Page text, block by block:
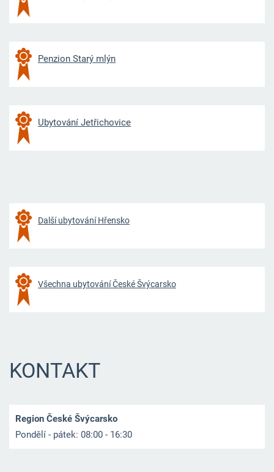
Penzion Starý mlýn
Ubytování Jetřichovice
Další ubytování Hřensko
Všechna ubytování České Švýcarsko
KONTAKT
Region České Švýcarsko
Pondělí - pátek: 08:00 - 16:30